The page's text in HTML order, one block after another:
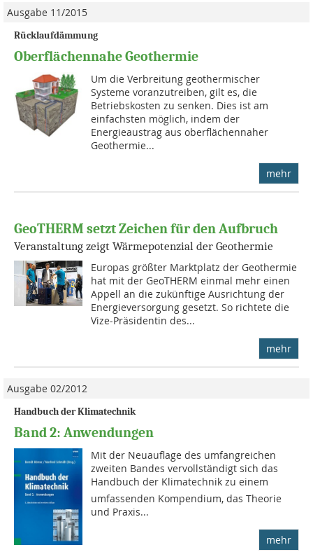
Ausgabe 11/2015
Rücklaufdämmung
Oberflächennahe Geothermie
Um die Ver­breitung geother­mischer
Systeme voranzutreiben, gilt es, die
Betriebskosten zu senken. Dies ist am
einfachsten möglich, indem der
Energieaustrag aus oberflächen­naher
Geothermie...
mehr
GeoTHERM setzt Zeichen für den Aufbruch
Veranstaltung zeigt Wärmepotenzial der Geothermie
Europas größter Marktplatz der Geothermie
hat mit der GeoTHERM einmal mehr einen
Appell an die zukünftige Ausrichtung der
Energieversorgung gesetzt. So richtete die
Vize-Präsidentin des...
mehr
Ausgabe 02/2012
Handbuch der Klimatechnik
Band 2: Anwendungen
Mit der Neu­auf­lage des um­fang­rei­ch­en
zwei­ten Ban­des ver­voll­stän­digt sich das
Hand­buch der Klima­technik zu ei­nem
umfas­sen­den Kom­pendium, das Theorie
und Praxis...
mehr